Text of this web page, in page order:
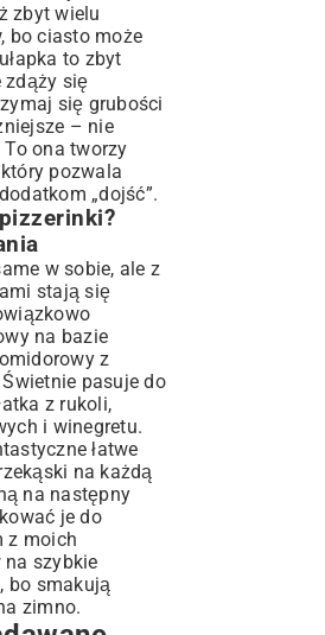
zbyt wielu
bo ciasto może
to zbyt
zdąży się
się grubości
– nie
ona tworzy
pozwala
„dojść”.
w sobie, ale z
stają się
na bazie
z
pasuje do
z rukoli,
i winegretu.
łatwe
na każdą
na następny
je do
z moich
na szybkie
, bo smakują
zimno.